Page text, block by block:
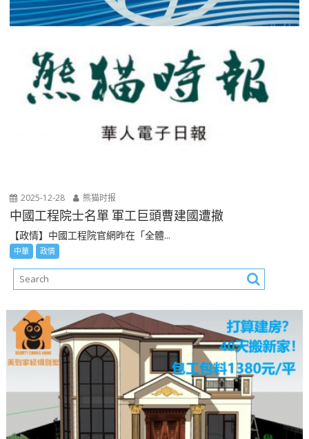
2025-12-28 熊猫时报
中國工程院士名單 軍工巨頭曹建國遭撤
【政情】中國工程院官網昨在「全體...
中華 政情